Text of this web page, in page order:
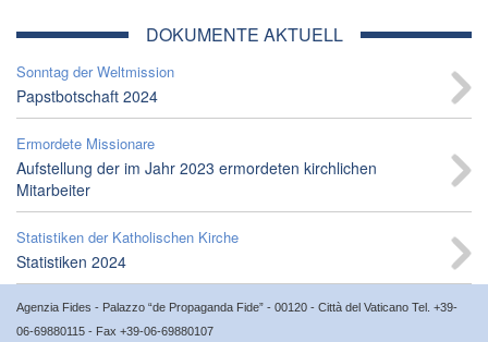
DOKUMENTE AKTUELL
Sonntag der Weltmission
Papstbotschaft 2024
Ermordete Missionare
Aufstellung der im Jahr 2023 ermordeten kirchlichen
Mitarbeiter
Statistiken der Katholischen Kirche
Statistiken 2024
Agenzia Fides - Palazzo “de Propaganda Fide” - 00120 - Città del Vaticano Tel. +39-
06-69880115 - Fax +39-06-69880107